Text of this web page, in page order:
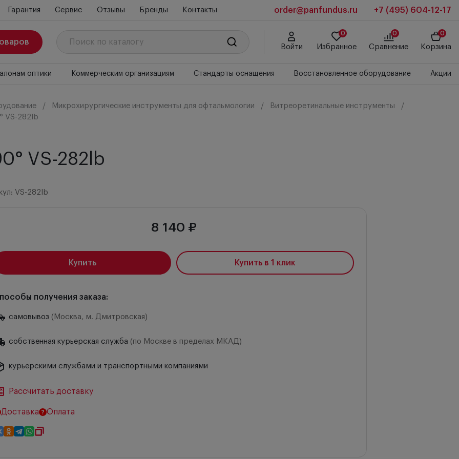
Гарантия Сервис Отзывы Бренды Контакты order@panfundus.ru +7 (495) 604-12-17
Войти
0
Избранное
0
Сравнение
0
Корзина
оптики Коммерческим организациям Стандарты оснащения Восстановленное оборудование Акции
Микрохирургические инструменты для офтальмологии
Витреоретинальные инструменты
VS-282lb
VS-282lb
VS-282lb
8 140 ₽
Купить Купить в 1 клик
получения заказа:
самовывоз (Москва, м. Дмитровская)
собственная курьерская служба (по Москве в пределах МКАД)
курьерскими службами и транспортными компаниями
Рассчитать доставку
Доставка Оплата